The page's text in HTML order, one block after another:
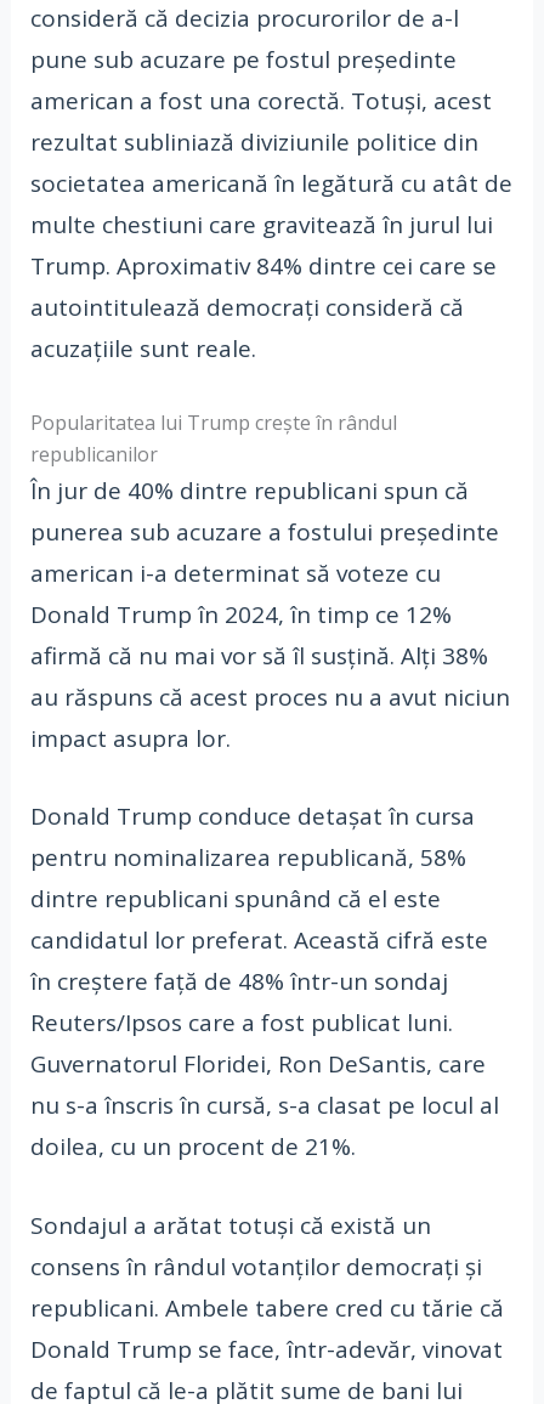
consideră că decizia procurorilor de a-l
pune sub acuzare pe fostul președinte
american a fost una corectă. Totuși, acest
rezultat subliniază diviziunile politice din
societatea americană în legătură cu atât de
multe chestiuni care gravitează în jurul lui
Trump. Aproximativ 84% dintre cei care se
autointitulează democrați consideră că
acuzațiile sunt reale.
Popularitatea lui Trump crește în rândul
republicanilor
În jur de 40% dintre republicani spun că
punerea sub acuzare a fostului președinte
american i-a determinat să voteze cu
Donald Trump în 2024, în timp ce 12%
afirmă că nu mai vor să îl susțină. Alți 38%
au răspuns că acest proces nu a avut niciun
impact asupra lor.
Donald Trump conduce detașat în cursa
pentru nominalizarea republicană, 58%
dintre republicani spunând că el este
candidatul lor preferat. Această cifră este
în creștere față de 48% într-un sondaj
Reuters/Ipsos care a fost publicat luni.
Guvernatorul Floridei, Ron DeSantis, care
nu s-a înscris în cursă, s-a clasat pe locul al
doilea, cu un procent de 21%.
Sondajul a arătat totuși că există un
consens în rândul votanților democrați și
republicani. Ambele tabere cred cu tărie că
Donald Trump se face, într-adevăr, vinovat
de faptul că le-a plătit sume de bani lui